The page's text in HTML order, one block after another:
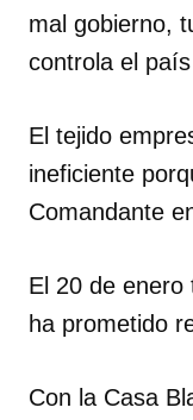
mal gobierno,
controla el
El tejido
ineficiente
Comandante
El 20 de enero
ha prometido
Con la Casa